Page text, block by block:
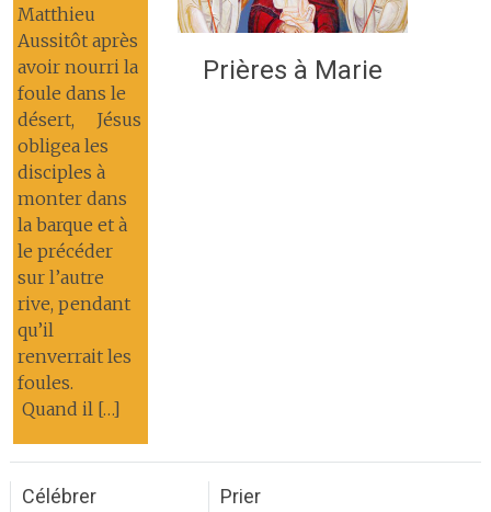
Matthieu
Aussitôt après
avoir nourri la
foule dans le
désert, Jésus
obligea les
disciples à
monter dans
la barque et à
le précéder
sur l’autre
rive, pendant
qu’il
renverrait les
foules.
Quand il […]
Prières à Marie
Célébrer Prier